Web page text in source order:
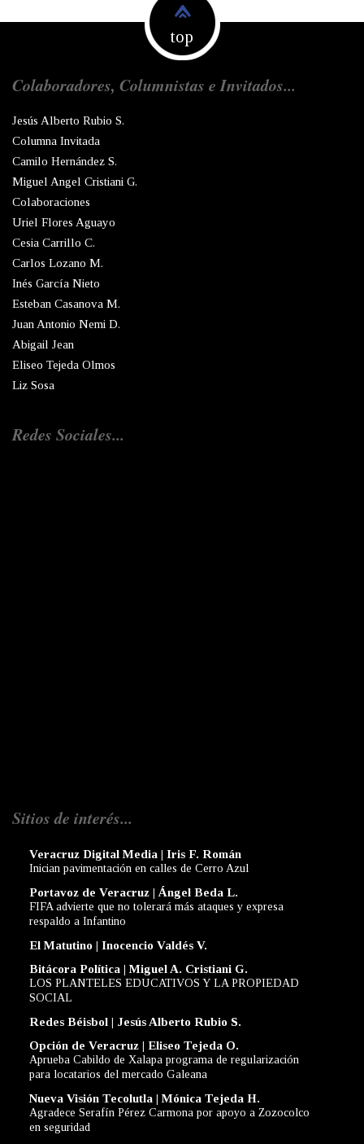
top
Colaboradores, Columnistas e Invitados...
Jesús Alberto Rubio S.
Columna Invitada
Camilo Hernández S.
Miguel Angel Cristiani G.
Colaboraciones
Uriel Flores Aguayo
Cesia Carrillo C.
Carlos Lozano M.
Inés García Nieto
Esteban Casanova M.
Juan Antonio Nemi D.
Abigail Jean
Eliseo Tejeda Olmos
Liz Sosa
Redes Sociales...
Sitios de interés...
Veracruz Digital Media | Iris F. Román
Inician pavimentación en calles de Cerro Azul
Portavoz de Veracruz | Ángel Beda L.
FIFA advierte que no tolerará más ataques y expresa
respaldo a Infantino
El Matutino | Inocencio Valdés V.
Bitácora Política | Miguel A. Cristiani G.
LOS PLANTELES EDUCATIVOS Y LA PROPIEDAD
SOCIAL
Redes Béisbol | Jesús Alberto Rubio S.
Opción de Veracruz | Eliseo Tejeda O.
Aprueba Cabildo de Xalapa programa de regularización
para locatarios del mercado Galeana
Nueva Visión Tecolutla | Mónica Tejeda H.
Agradece Serafín Pérez Carmona por apoyo a Zozocolco
en seguridad